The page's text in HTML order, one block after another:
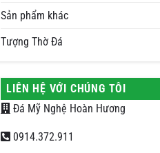
Sản phẩm khác
Tượng Thờ Đá
LIÊN HỆ VỚI CHÚNG TÔI
Đá Mỹ Nghệ Hoàn Hương
0914.372.911